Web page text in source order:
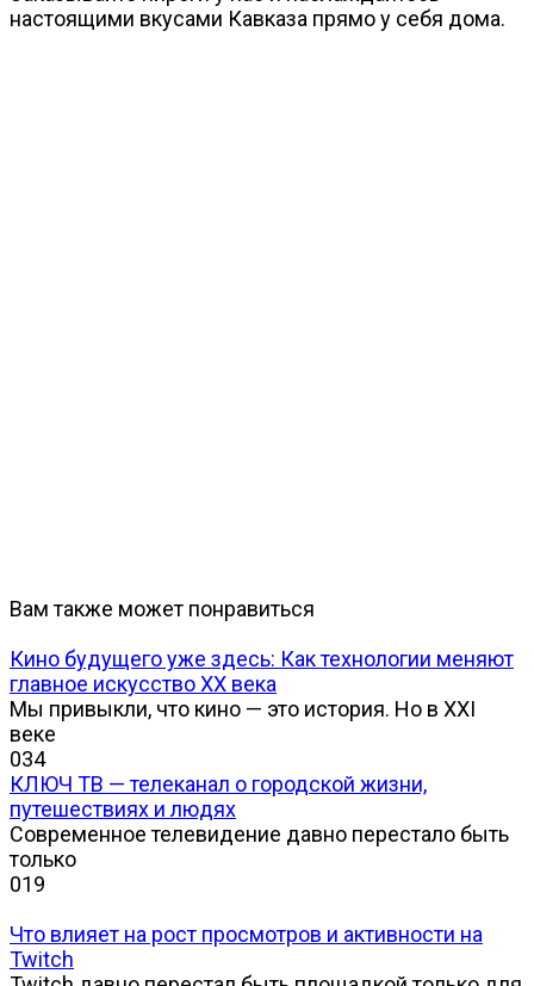
настоящими вкусами Кавказа прямо у себя дома.
Вам также может понравиться
Кино будущего уже здесь: Как технологии меняют
главное искусство XX века
Мы привыкли, что кино — это история. Но в XXI
веке
034
КЛЮЧ ТВ — телеканал о городской жизни,
путешествиях и людях
Современное телевидение давно перестало быть
только
019
Что влияет на рост просмотров и активности на
Twitch